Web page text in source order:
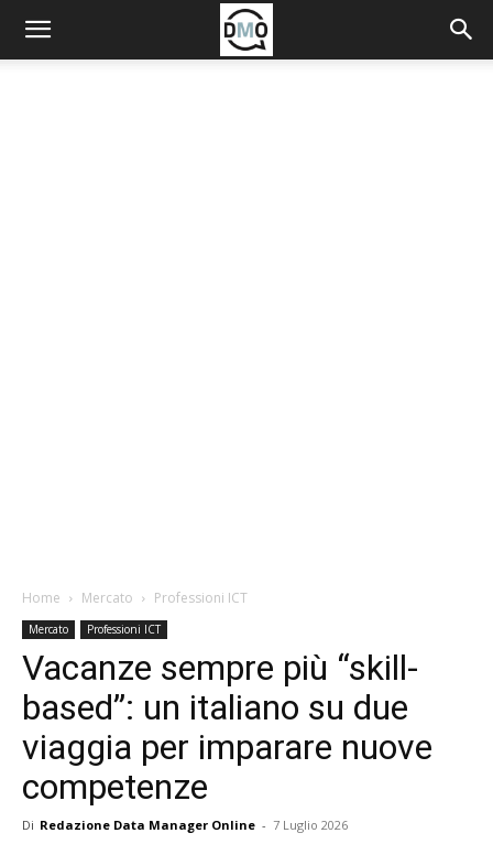
Home Mercato Professioni ICT
Mercato Professioni ICT
Vacanze sempre più “skill-
based”: un italiano su due
viaggia per imparare nuove
competenze
Di Redazione Data Manager Online - 7 Luglio 2026